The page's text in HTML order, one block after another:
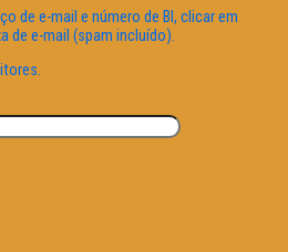
de e-mail e número de BI, clicar em
de e-mail (spam incluído).